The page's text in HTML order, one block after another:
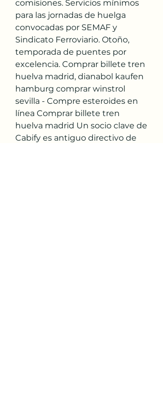
comisiones. Servicios mínimos
para las jornadas de huelga
convocadas por SEMAF y
Sindicato Ferroviario. Otoño,
temporada de puentes por
excelencia. Comprar billete tren
huelva madrid, dianabol kaufen
hamburg comprar winstrol
sevilla - Compre esteroides en
línea Comprar billete tren
huelva madrid Un socio clave de
Cabify es antiguo directivo de